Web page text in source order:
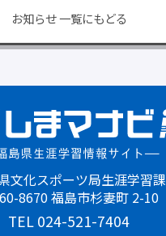
お知らせ 一覧にもどる
文化スポーツ局生涯学習課
8670 福島市杉妻町 2-10
TEL 024-521-7404